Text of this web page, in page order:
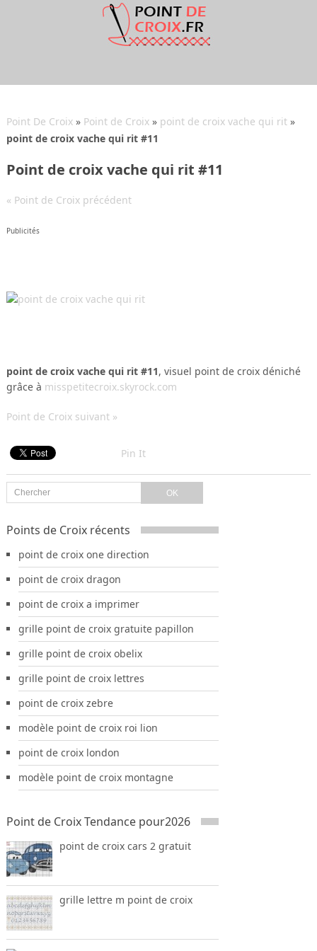
Point De Croix» Point de Croix» point de croix vache qui rit»
point de croix vache qui rit #11
Point de croix vache qui rit #11
« Point de Croix précédent
Publicités
point de croix vache qui rit #11, visuel point de croix déniché
grâce à misspetitecroix.skyrock.com
Point de Croix suivant »
Pin It
Points de Croix récents
point de croix one direction
point de croix dragon
point de croix a imprimer
grille point de croix gratuite papillon
grille point de croix obelix
grille point de croix lettres
point de croix zebre
modèle point de croix roi lion
point de croix london
modèle point de croix montagne
Point de Croix Tendance pour2026
point de croix cars 2 gratuit
grille lettre m point de croix